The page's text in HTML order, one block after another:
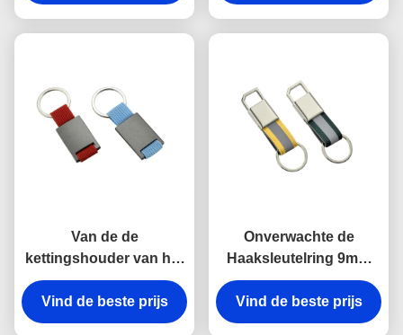
belangrijke
Metaal Zeer belangrijke
Van de de
kettingshouder van het
rechthoekmetaal de
Zeer belangrijke van de
de Lasergravure Gift
Vind de beste prijs
Onverwachte de
Haaksleutelring 9mm
van het riemmetaal Zeer
belangrijke de
Houdersherinneringen
Vind de beste prijs